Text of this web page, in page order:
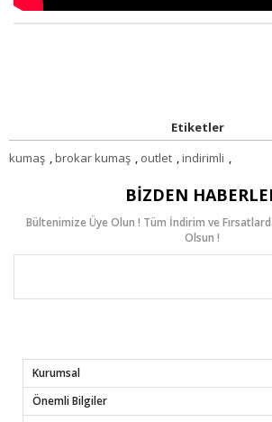
Etiketler
kumaş ,brokar kumaş , outlet ,indirimli ,
BIZDEN
Bültenimize Üye Olun ! Tüm İndirim ve
Olsun !
Kurumsal
Önemli Bilgiler